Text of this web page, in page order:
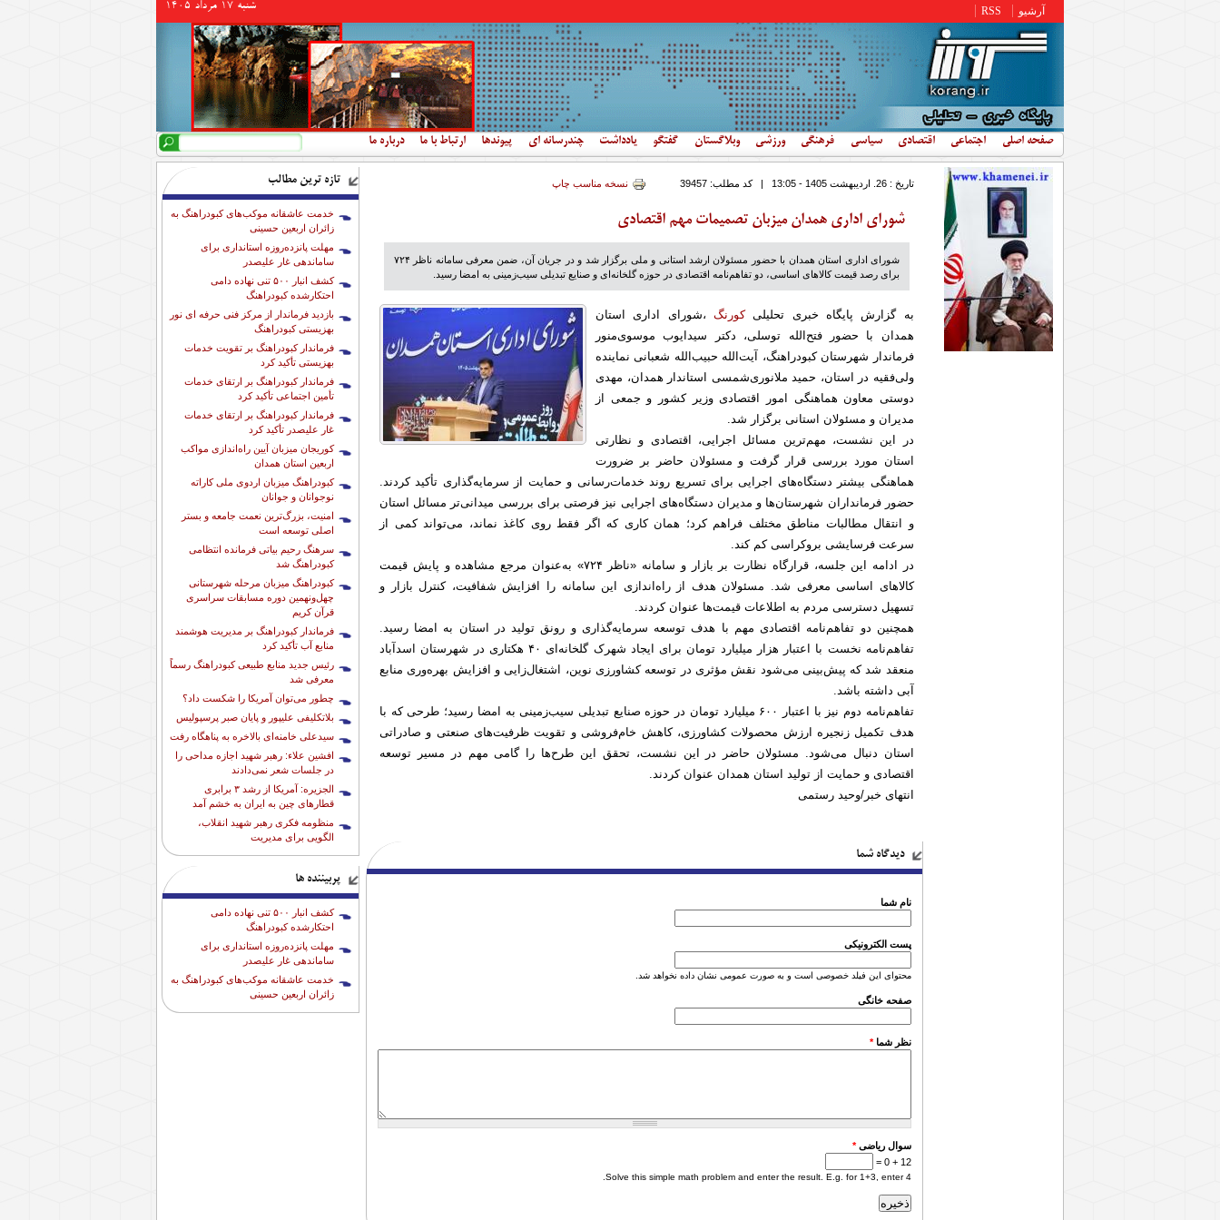
شنبه 17 مرداد 1405 آرشیو RSS
صفحه اصلی اجتماعی اقتصادی سیاسی فرهنگی ورزشی وبلاگستان گفتگو یادداشت چندرسانه ای پیوندها ارتباط با ما درباره ما فرم جستجو
جستجو
تازه ترین مطالب
خدمت عاشقانه موکب‌های کبودراهنگ به
زائران اربعین حسینی
مهلت پانزده‌روزه استانداری برای
ساماندهی غار علیصدر
کشف انبار ۵۰۰ تنی نهاده دامی
احتکارشده کبودراهنگ
بازدید فرماندار از مرکز فنی حرفه ای نور
بهزیستی کبودراهنگ
فرماندار کبودراهنگ بر تقویت خدمات
بهزیستی تأکید کرد
فرماندار کبودراهنگ بر ارتقای خدمات
تأمین اجتماعی تأکید کرد
فرماندار کبودراهنگ بر ارتقای خدمات
غار علیصدر تأکید کرد
کوریجان میزبان آیین راه‌اندازی مواکب
اربعین استان همدان
کبودراهنگ میزبان اردوی ملی کاراته
نوجوانان و جوانان
امنیت، بزرگ‌ترین نعمت جامعه و بستر
اصلی توسعه است
سرهنگ رحیم بیاتی فرمانده انتظامی
کبودراهنگ شد
کبودراهنگ میزبان مرحله شهرستانی
چهل‌ونهمین دوره مسابقات سراسری
قرآن کریم
فرماندار کبودراهنگ بر مدیریت هوشمند
منابع آب تأکید کرد
رئیس جدید منابع طبیعی کبودراهنگ رسماً
معرفی شد
چطور می‌توان آمریکا را شکست داد؟
بلاتکلیفی علیپور و پایان صبر پرسپولیس
سیدعلی خامنه‌ای بالاخره به پناهگاه رفت
افشین علاء: رهبر شهید اجازه مداحی را
در جلسات شعر نمی‌دادند
الجزیره: آمریکا از رشد ۳ برابری
قطارهای چین به ایران به خشم آمد
منظومه فکری رهبر شهید انقلاب،
الگویی برای مدیریت
پربیننده ها
کشف انبار ۵۰۰ تنی نهاده دامی
احتکارشده کبودراهنگ
مهلت پانزده‌روزه استانداری برای
ساماندهی غار علیصدر
خدمت عاشقانه موکب‌های کبودراهنگ به
زائران اربعین حسینی
تاریخ : 26. ارديبهشت 1405 - 13:05 |کد مطلب:39457 نسخه مناسب چاپ
شورای اداری همدان میزبان تصمیمات مهم اقتصادی
شورای اداری استان همدان با حضور مسئولان ارشد استانی و ملی برگزار شد و در جریان آن، ضمن معرفی سامانه ناظر ۷۲۴
برای رصد قیمت کالاهای اساسی، دو تفاهم‌نامه اقتصادی در حوزه گلخانه‌ای و صنایع تبدیلی سیب‌زمینی به امضا رسید.
به گزارش پایگاه خبری تحلیلیکورنگ،شورای اداری استان
همدان با حضور فتح‌الله توسلی، دکتر سیدایوب موسوی‌منور
فرماندار شهرستان کبودراهنگ، آیت‌الله حبیب‌الله شعبانی نماینده
ولی‌فقیه در استان، حمید ملانوری‌شمسی استاندار همدان، مهدی
دوستی معاون هماهنگی امور اقتصادی وزیر کشور و جمعی از
مدیران و مسئولان استانی برگزار شد.
در این نشست، مهم‌ترین مسائل اجرایی، اقتصادی و نظارتی
استان مورد بررسی قرار گرفت و مسئولان حاضر بر ضرورت
هماهنگی بیشتر دستگاه‌های اجرایی برای تسریع روند خدمات‌رسانی و حمایت از سرمایه‌گذاری تأکید کردند.
حضور فرمانداران شهرستان‌ها و مدیران دستگاه‌های اجرایی نیز فرصتی برای بررسی میدانی‌تر مسائل استان
و انتقال مطالبات مناطق مختلف فراهم کرد؛ همان کاری که اگر فقط روی کاغذ نماند، می‌تواند کمی از
سرعت فرسایشی بروکراسی کم کند.
در ادامه این جلسه، قرارگاه نظارت بر بازار و سامانه «ناظر ۷۲۴» به‌عنوان مرجع مشاهده و پایش قیمت
کالاهای اساسی معرفی شد. مسئولان هدف از راه‌اندازی این سامانه را افزایش شفافیت، کنترل بازار و
تسهیل دسترسی مردم به اطلاعات قیمت‌ها عنوان کردند.
همچنین دو تفاهم‌نامه اقتصادی مهم با هدف توسعه سرمایه‌گذاری و رونق تولید در استان به امضا رسید.
تفاهم‌نامه نخست با اعتبار هزار میلیارد تومان برای ایجاد شهرک گلخانه‌ای ۴۰ هکتاری در شهرستان اسدآباد
منعقد شد که پیش‌بینی می‌شود نقش مؤثری در توسعه کشاورزی نوین، اشتغال‌زایی و افزایش بهره‌وری منابع
آبی داشته باشد.
تفاهم‌نامه دوم نیز با اعتبار ۶۰۰ میلیارد تومان در حوزه صنایع تبدیلی سیب‌زمینی به امضا رسید؛ طرحی که با
هدف تکمیل زنجیره ارزش محصولات کشاورزی، کاهش خام‌فروشی و تقویت ظرفیت‌های صنعتی و صادراتی
استان دنبال می‌شود. مسئولان حاضر در این نشست، تحقق این طرح‌ها را گامی مهم در مسیر توسعه
اقتصادی و حمایت از تولید استان همدان عنوان کردند.
انتهای خبر/وحید رستمی
دیدگاه شما
نام شما
پست الکترونیکی
محتوای این فیلد خصوصی است و به صورت عمومی نشان داده نخواهد شد.
صفحه خانگی
نظر شما*
سوال ریاضی*
12 + 0 =
Solve this simple math problem and enter the result. E.g. for 1+3, enter 4.